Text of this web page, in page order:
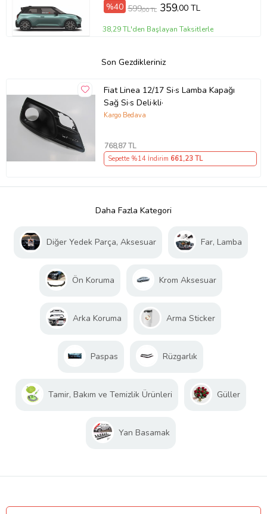
%40 599,00 TL 359,00 TL
38,29 TL'den Başlayan Taksitlerle
Son Gezdikleriniz
Fiat Linea 12/17 Si·s Lamba Kapağı
Sağ Si·s Deli·kli·
Kargo Bedava
768,87 TL
Sepette %14 İndirim 661,23 TL
Daha Fazla Kategori
Diğer Yedek Parça, Aksesuar Far, Lamba
Ön Koruma Krom Aksesuar
Arka Koruma Arma Sticker
Paspas Rüzgarlık
Tamir, Bakım ve Temizlik Ürünleri Güller
Yan Basamak